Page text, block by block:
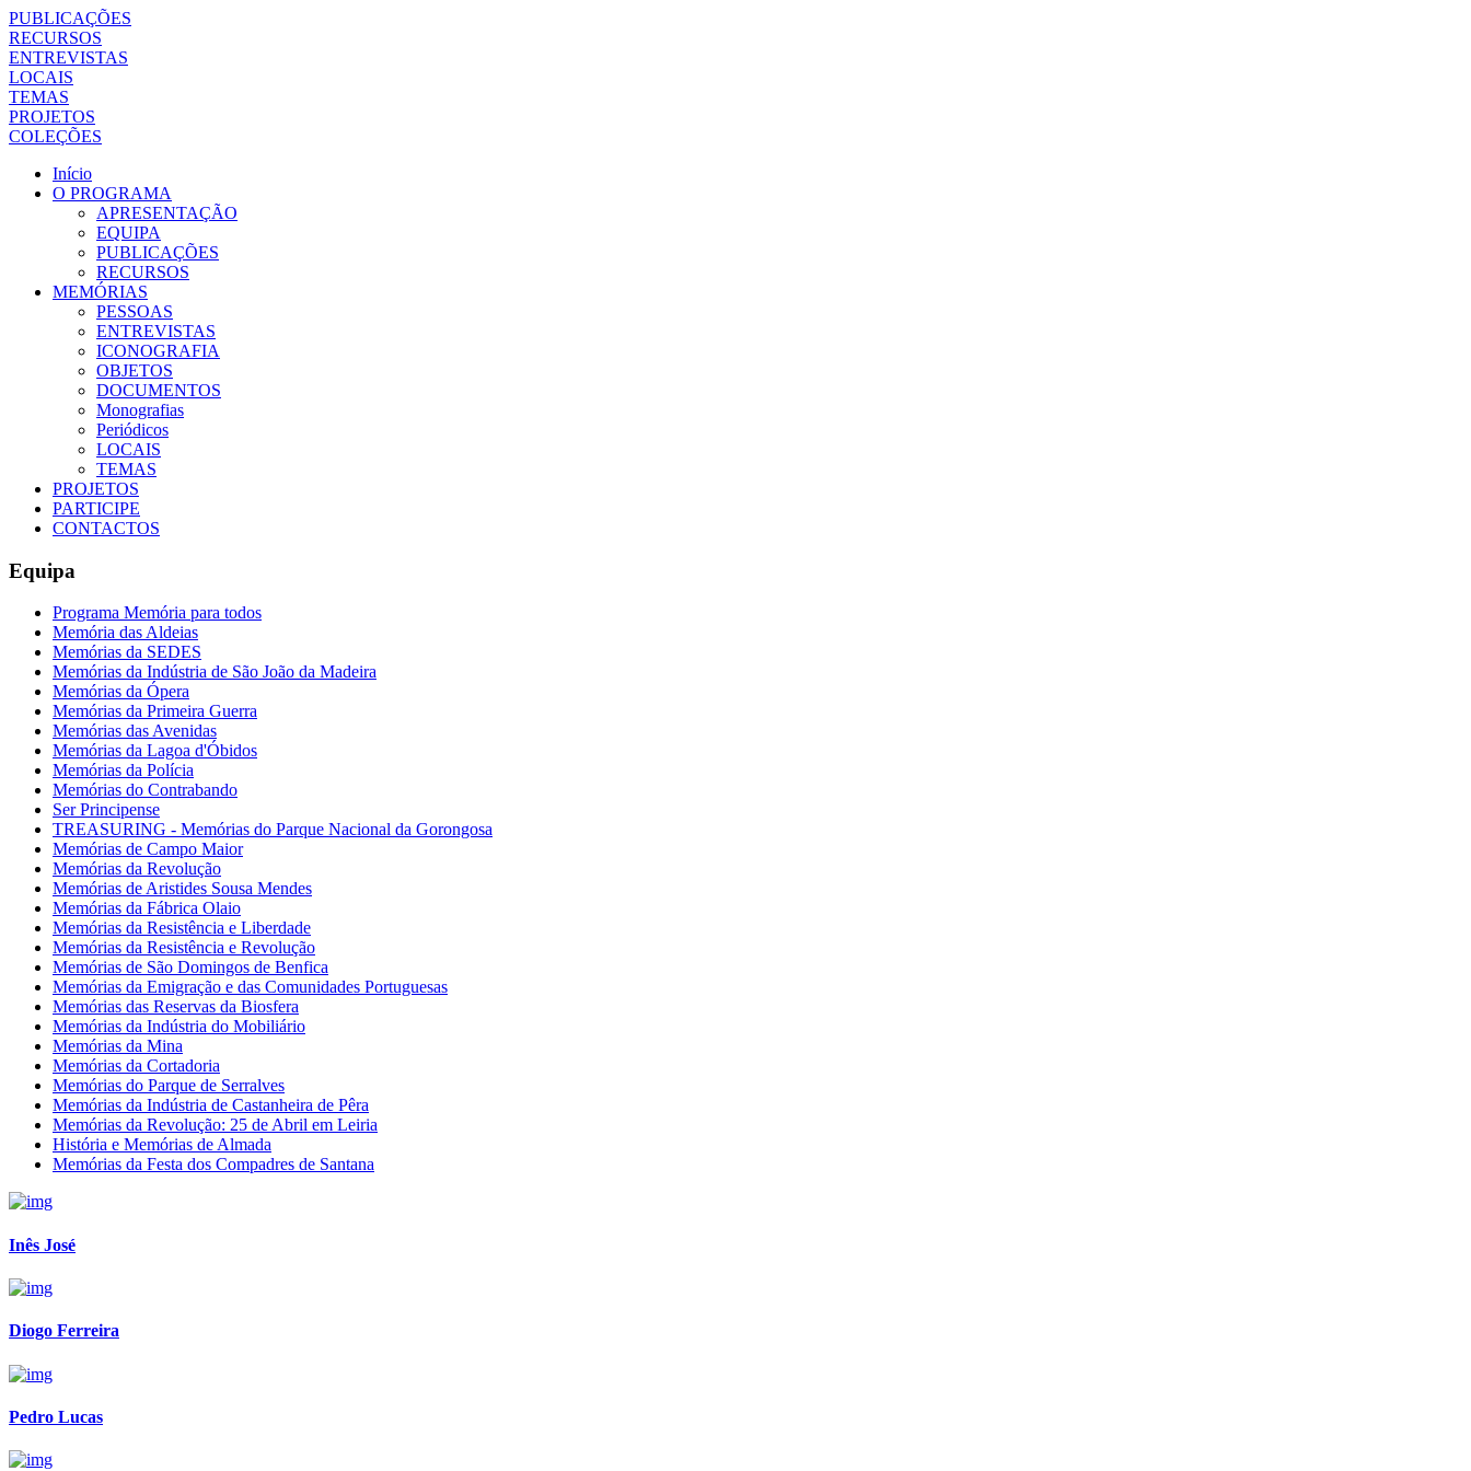
PUBLICAÇÕES
RECURSOS
ENTREVISTAS
LOCAIS
TEMAS
PROJETOS
COLEÇÕES
Início
O PROGRAMA
APRESENTAÇÃO
EQUIPA
PUBLICAÇÕES
RECURSOS
MEMÓRIAS
PESSOAS
ENTREVISTAS
ICONOGRAFIA
OBJETOS
DOCUMENTOS
Monografias
Periódicos
LOCAIS
TEMAS
PROJETOS
PARTICIPE
CONTACTOS
Equipa
Programa Memória para todos
Memória das Aldeias
Memórias da SEDES
Memórias da Indústria de São João da Madeira
Memórias da Ópera
Memórias da Primeira Guerra
Memórias das Avenidas
Memórias da Lagoa d'Óbidos
Memórias da Polícia
Memórias do Contrabando
Ser Principense
TREASURING - Memórias do Parque Nacional da Gorongosa
Memórias de Campo Maior
Memórias da Revolução
Memórias de Aristides Sousa Mendes
Memórias da Fábrica Olaio
Memórias da Resistência e Liberdade
Memórias da Resistência e Revolução
Memórias de São Domingos de Benfica
Memórias da Emigração e das Comunidades Portuguesas
Memórias das Reservas da Biosfera
Memórias da Indústria do Mobiliário
Memórias da Mina
Memórias da Cortadoria
Memórias do Parque de Serralves
Memórias da Indústria de Castanheira de Pêra
Memórias da Revolução: 25 de Abril em Leiria
História e Memórias de Almada
Memórias da Festa dos Compadres de Santana
Inês José
Diogo Ferreira
Pedro Lucas